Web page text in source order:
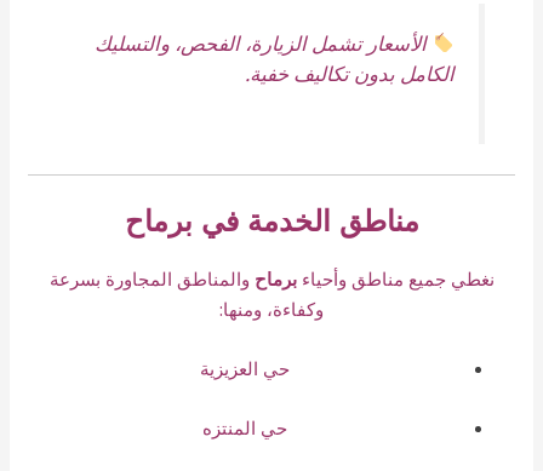
الأسعار تشمل الزيارة، الفحص، والتسليك
الكامل بدون تكاليف خفية.
مناطق الخدمة في برماح
نغطي جميع مناطق وأحياءبرماح والمناطق المجاورة بسرعة
وكفاءة، ومنها:
حي العزيزية
حي المنتزه